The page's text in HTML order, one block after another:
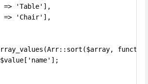
=> 'Table'],
=> 'Chair'],